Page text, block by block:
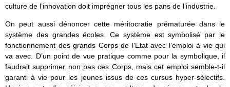
culture de l’innovation doit imprégner tous les pans de l’industrie.
On peut aussi dénoncer cette méritocratie prématurée dans le
système des grandes écoles. Ce système est symbolisé par le
fonctionnement des grands Corps de l’Etat avec l’emploi à vie qui
va avec. D’un point de vue pratique comme pour la symbolique, il
faudrait supprimer non pas ces Corps, mais cet emploi semble-t-il
garanti à vie pour les jeunes issus de ces cursus hyper-sélectifs.